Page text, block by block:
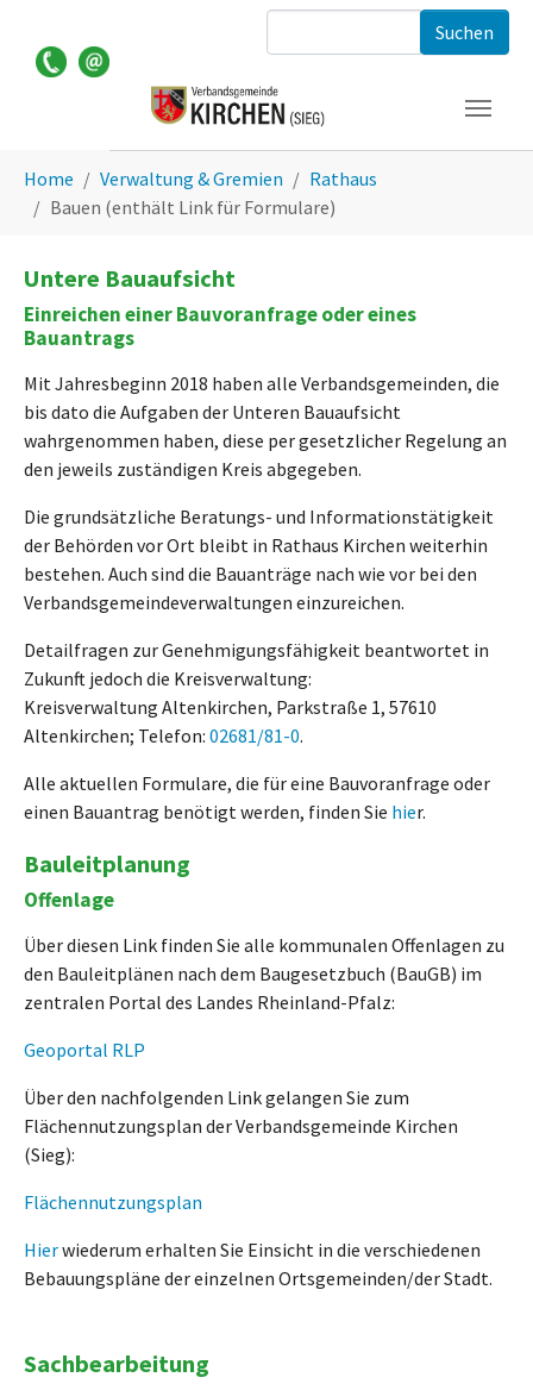
Home Verwaltung & Gremien
Rathaus
Bauen (enthält Link für Formulare)
Untere Bauaufsicht
Einreichen einer Bauvoranfrage oder eines
Bauantrags
Mit Jahresbeginn 2018 haben alle Verbandsgemeinden, die
bis dato die Aufgaben der Unteren Bauaufsicht
wahrgenommen haben, diese per gesetzlicher Regelung an
den jeweils zuständigen Kreis abgegeben.
Die grundsätzliche Beratungs- und Informationstätigkeit
der Behörden vor Ort bleibt in Rathaus Kirchen weiterhin
bestehen. Auch sind die Bauanträge nach wie vor bei den
Verbandsgemeindeverwaltungen einzureichen.
Detailfragen zur Genehmigungsfähigkeit beantwortet in
Zukunft jedoch die Kreisverwaltung:
Kreisverwaltung Altenkirchen, Parkstraße 1, 57610
Altenkirchen; Telefon: 02681/81-0.
Alle aktuellen Formulare, die für eine Bauvoranfrage oder
einen Bauantrag benötigt werden, finden Sie hier.
Bauleitplanung
Offenlage
Über diesen Link finden Sie alle kommunalen Offenlagen zu
den Bauleitplänen nach dem Baugesetzbuch (BauGB) im
zentralen Portal des Landes Rheinland-Pfalz:
Geoportal RLP
Über den nachfolgenden Link gelangen Sie zum
Flächennutzungsplan der Verbandsgemeinde Kirchen
(Sieg):
Flächennutzungsplan
Hierwiederum erhalten Sie Einsicht in die verschiedenen
Bebauungspläne der einzelnen Ortsgemeinden/der Stadt.
Sachbearbeitung